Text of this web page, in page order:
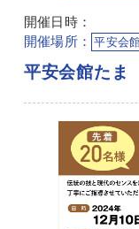
開催日時：
開催場所：
平安会
平安会館たま